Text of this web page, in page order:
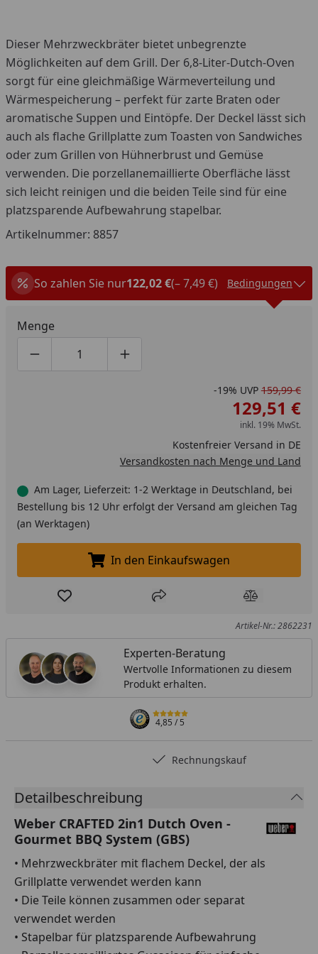
Dieser Mehrzweckbräter bietet unbegrenzte
Möglichkeiten auf dem Grill. Der 6,8-Liter-Dutch-Oven
sorgt für eine gleichmäßige Wärmeverteilung und
Wärmespeicherung – perfekt für zarte Braten oder
aromatische Suppen und Eintöpfe. Der Deckel lässt sich
auch als flache Grillplatte zum Toasten von Sandwiches
oder zum Grillen von Hühnerbrust und Gemüse
verwenden. Die porzellanemaillierte Oberfläche lässt
sich leicht reinigen und die beiden Teile sind für eine
platzsparende Aufbewahrung stapelbar.
Artikelnummer: 8857
So zahlen Sie nur122,02 €(– 7,49 €) Bedingungen
Menge
Produktmenge um eins verringern
Produktmenge manuell eingeben
Produktmenge um eins erhöhen
-19% UVP 159,99 €
129,51 €
inkl. 19% MwSt.
Kostenfreier Versand in DE
Versandkosten nach Menge und Land
Am Lager, Lieferzeit: 1-2 Werktage in Deutschland, bei
Bestellung bis 12 Uhr erfolgt der Versand am gleichen Tag
(an Werktagen)
In den Einkaufswagen legen
In den Einkaufswagen
Produkt zur Wunschliste hinzufügen
Teilen Produkt
Artikel-Nr.: 2862231
Experten-Beratung
Wertvolle Informationen zu diesem
Produkt erhalten.
4,85/ 5
Rechnungskauf
Detailbeschreibung
Weber CRAFTED 2in1 Dutch Oven -
Gourmet BBQ System (GBS)
• Mehrzweckbräter mit flachem Deckel, der als
Grillplatte verwendet werden kann
• Die Teile können zusammen oder separat
verwendet werden
• Stapelbar für platzsparende Aufbewahrung